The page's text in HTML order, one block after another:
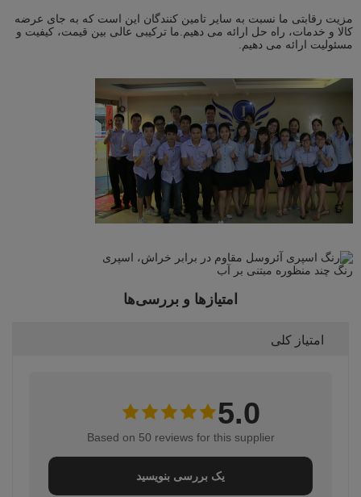
مزیت رقابتی ما نسبت به سایر تامین کنندگان این است که به جای عرضه
کالا و خدمات، راه حل ارائه می دهیم.ما ترکیبی عالی بین قیمت، کیفیت و
مسئولیت ارائه می دهیم.
امتیازها و بررسی‌ها
امتیاز کلی
5.0
Based on 50 reviews for this supplier
یک بررسی بنویسید